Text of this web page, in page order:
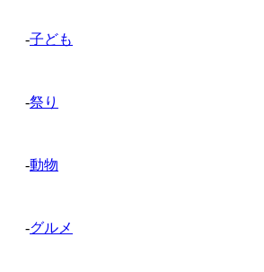
-子ども
-祭り
-動物
-グルメ